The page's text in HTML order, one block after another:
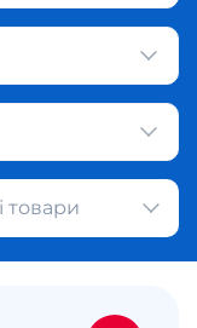
товари